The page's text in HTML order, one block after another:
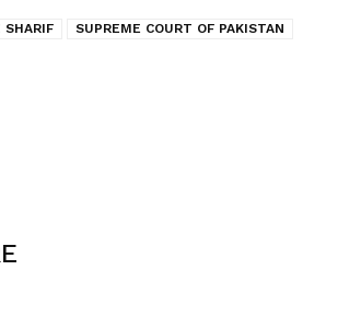
SHARIF SUPREME COURT OF PAKISTAN